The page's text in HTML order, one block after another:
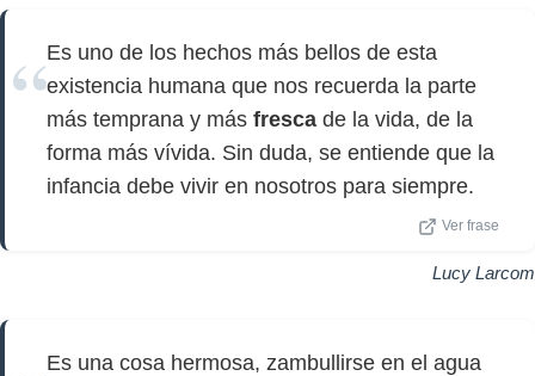
Es uno de los hechos más bellos de esta
existencia humana que nos recuerda la parte
más temprana y más fresca de la vida, de la
forma más vívida. Sin duda, se entiende que la
infancia debe vivir en nosotros para siempre.
Ver frase
Lucy Larcom
Es una cosa hermosa, zambullirse en el agua